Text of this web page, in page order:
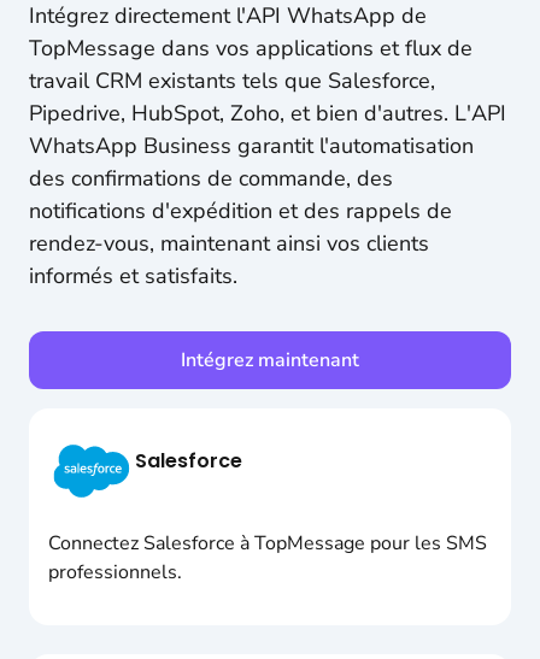
Intégrez directement l'API WhatsApp de
TopMessage dans vos applications et flux de
travail CRM existants tels que Salesforce,
Pipedrive, HubSpot, Zoho, et bien d'autres. L'API
WhatsApp Business garantit l'automatisation
des confirmations de commande, des
notifications d'expédition et des rappels de
rendez-vous, maintenant ainsi vos clients
informés et satisfaits.
Intégrez maintenant
Salesforce
Connectez Salesforce à TopMessage pour les SMS
professionnels.